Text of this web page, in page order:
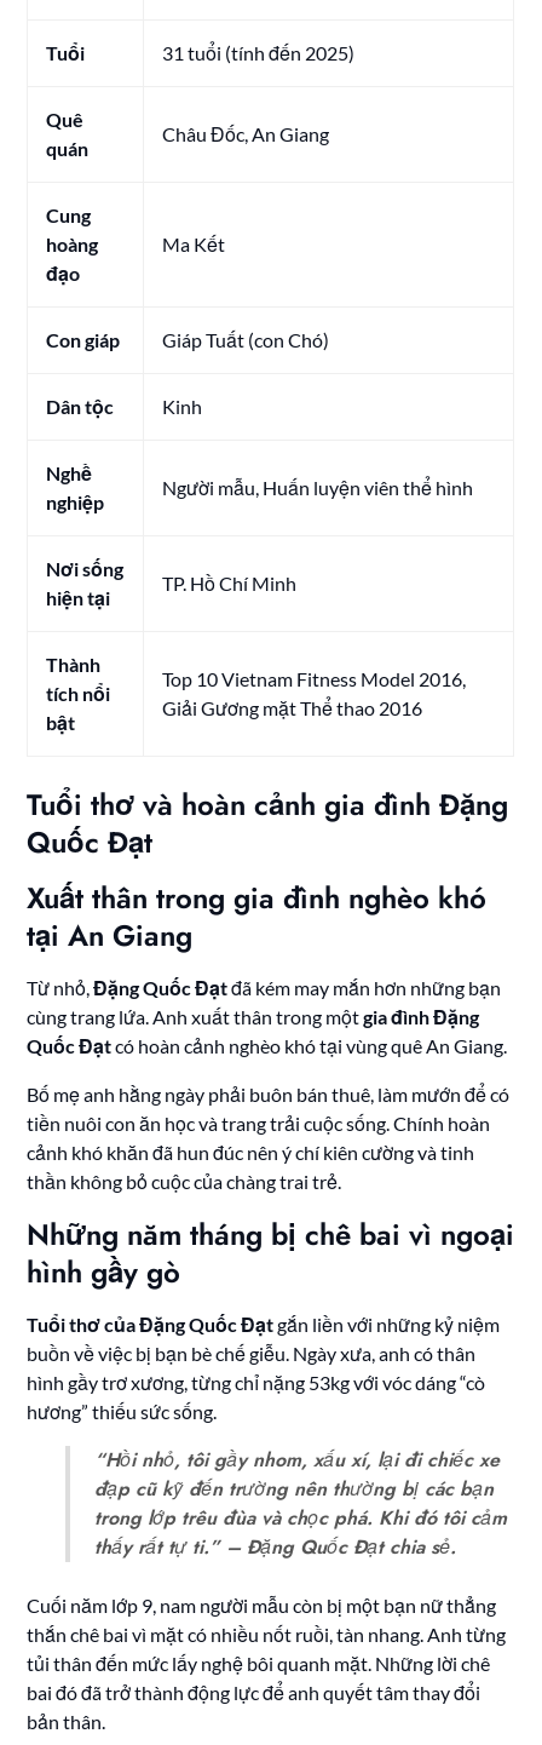
Tuổi 31 tuổi (tính đến 2025)
Quê
quán
Châu Đốc, An Giang
Cung
hoàng
đạo
Ma Kết
Con giáp Giáp Tuất (con Chó)
Dân tộc Kinh
Nghề
nghiệp
Người mẫu, Huấn luyện viên thể hình
Nơi sống
hiện tại
TP. Hồ Chí Minh
Thành
tích nổi
bật
Top 10 Vietnam Fitness Model 2016,
Giải Gương mặt Thể thao 2016
Tuổi thơ và hoàn cảnh gia đình Đặng
Quốc Đạt
Xuất thân trong gia đình nghèo khó
tại An Giang
Từ nhỏ,Đặng Quốc Đạtđã kém may mắn hơn những bạn
cùng trang lứa. Anh xuất thân trong mộtgia đình Đặng
Quốc Đạtcó hoàn cảnh nghèo khó tại vùng quê An Giang.
Bố mẹ anh hằng ngày phải buôn bán thuê, làm mướn để có
tiền nuôi con ăn học và trang trải cuộc sống. Chính hoàn
cảnh khó khăn đã hun đúc nên ý chí kiên cường và tinh
thần không bỏ cuộc của chàng trai trẻ.
Những năm tháng bị chê bai vì ngoại
hình gầy gò
Tuổi thơ của Đặng Quốc Đạtgắn liền với những kỷ niệm
buồn về việc bị bạn bè chế giễu. Ngày xưa, anh có thân
hình gầy trơ xương, từng chỉ nặng 53kg với vóc dáng “cò
hương” thiếu sức sống.
“Hồi nhỏ, tôi gầy nhom, xấu xí, lại đi chiếc xe
đạp cũ kỹ đến trường nên thường bị các bạn
trong lớp trêu đùa và chọc phá. Khi đó tôi cảm
thấy rất tự ti.” – Đặng Quốc Đạt chia sẻ.
Cuối năm lớp 9, nam người mẫu còn bị một bạn nữ thẳng
thắn chê bai vì mặt có nhiều nốt ruồi, tàn nhang. Anh từng
tủi thân đến mức lấy nghệ bôi quanh mặt. Những lời chê
bai đó đã trở thành động lực để anh quyết tâm thay đổi
bản thân.